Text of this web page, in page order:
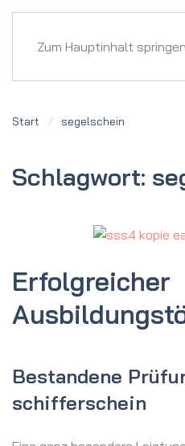
Zum Hauptinhalt springen
Start segelschein
Schlagwort:
Erfolgreicher
Bestandene
schifferschein